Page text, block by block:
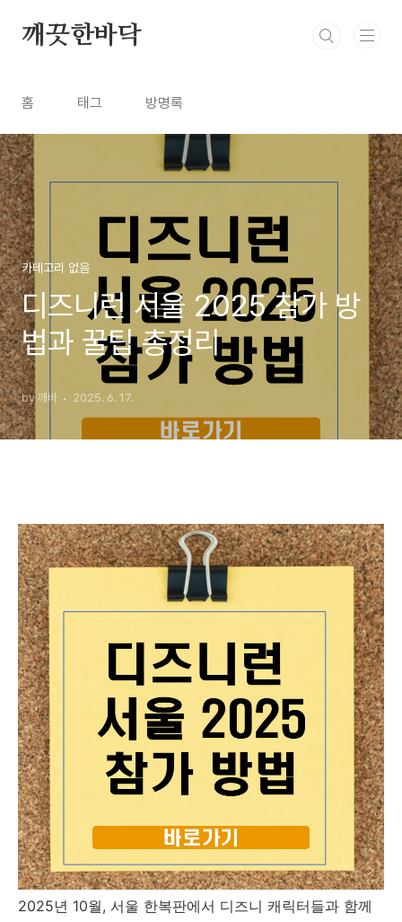
깨끗한바닥
홈 태그 방명록
카테고리 없음
디즈니런 서울 2025 참가 방
법과 꿀팁 총정리
by 깨바 2025. 6. 17.
2025년 10월, 서울 한복판에서 디즈니 캐릭터들과 함께